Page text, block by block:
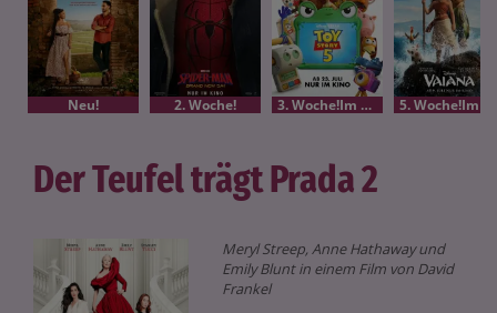
Neu! 2. Woche! 3. Woche!Im Bundesstart
Der Teufel trägt Prada 2
Meryl Streep, Anne Hathaway und
Emily Blunt in einem Film von David
Frankel